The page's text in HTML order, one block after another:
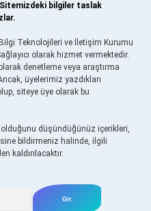
bilgiler taslak
Teknolojileri ve İletişim Kurumu
olarak hizmet vermektedir.
denetleme veya araştırma
üyelerimiz yazdıkları
siteye üye olarak bu
olduğunu düşündüğünüz içerikleri,
bildirmeniz halinde, ilgili
kaldırılacaktır.